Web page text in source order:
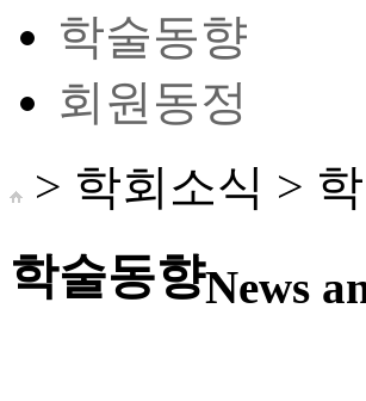
학술동향
회원동정
> 학회소식 >
학술동향News